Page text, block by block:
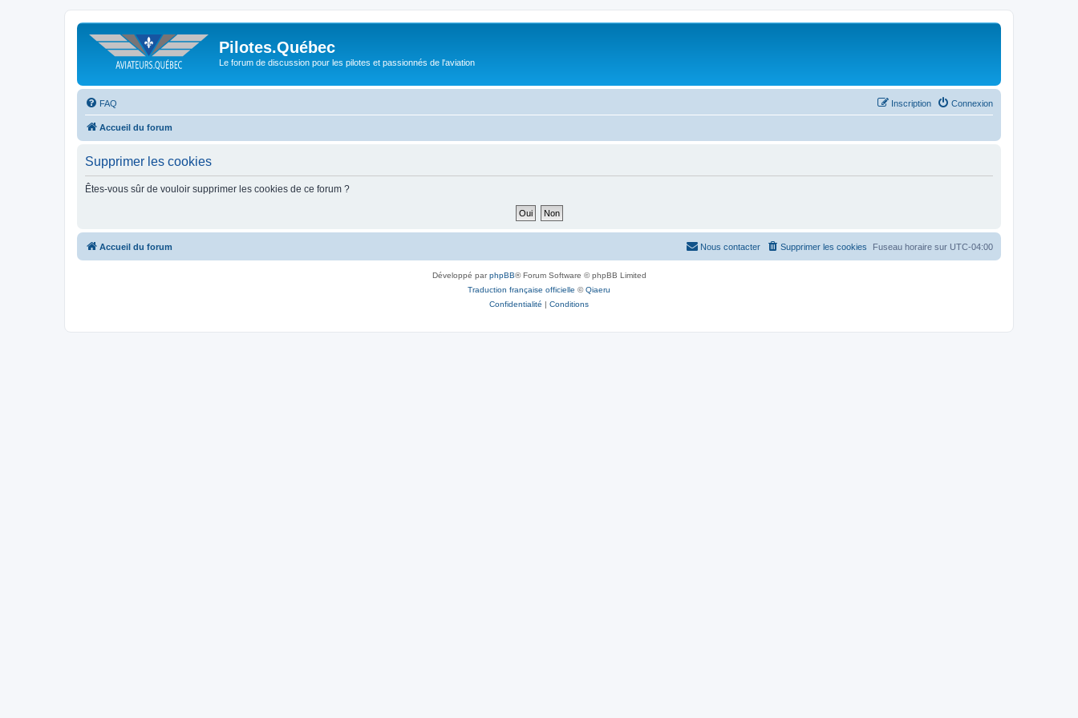
Pilotes.Québec
Le forum de discussion pour les pilotes et passionnés de l'aviation
FAQ Connexion
Inscription
Accueil du forum
Supprimer les cookies
Êtes-vous sûr de vouloir supprimer les cookies de ce forum ?
Accueil du forum Fuseau horaire sur UTC-04:00
Supprimer les cookies
Nous contacter
Développé parphpBB® Forum Software © phpBB Limited
Traduction française officielle ©Qiaeru
Confidentialité | Conditions